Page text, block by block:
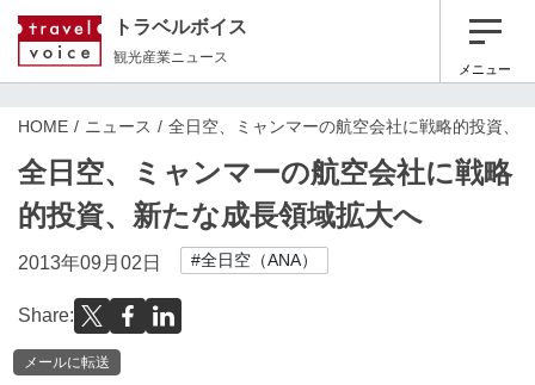
トラベルボイス
観光産業ニュース
メニュー
HOME ニュース 全日空、ミャンマーの航空会社に戦略的投資、
全日空、ミャンマーの航空会社に戦略
的投資、新たな成長領域拡大へ
2013年09月02日 #全日空（ANA）
Share:
メールに転送